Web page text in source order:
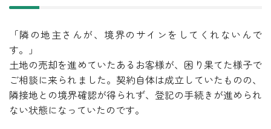
「隣の地主さんが、境界のサインをしてくれないんで
す。」
土地の売却を進めていたあるお客様が、困り果てた様子で
ご相談に来られました。契約自体は成立していたものの、
隣接地との境界確認が得られず、登記の手続きが進められ
ない状態になっていたのです。